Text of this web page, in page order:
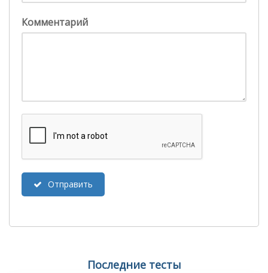
Комментарий
Отправить
Последние тесты